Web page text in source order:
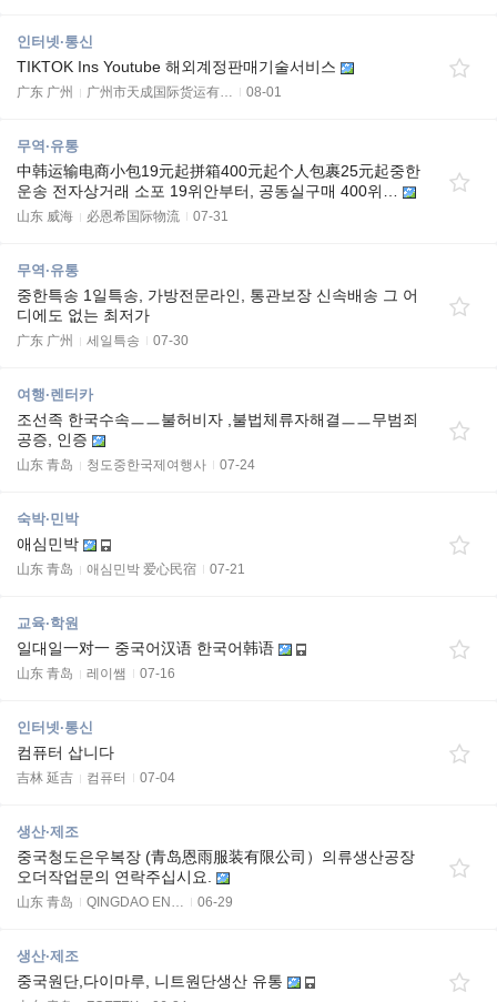
인터넷·통신
TIKTOK Ins Youtube 해외계정판매기술서비스
广东 广州 广州市天成国际货运有… 08-01
무역·유통
中韩运输电商小包19元起拼箱400元起个人包裹25元起중한
운송 전자상거래 소포 19위안부터, 공동실구매 400위…
山东 威海 必恩希国际物流 07-31
무역·유통
중한특송 1일특송, 가방전문라인, 통관보장 신속배송 그 어
디에도 없는 최저가
广东 广州 세일특송 07-30
여행·렌터카
조선족 한국수속ㅡㅡ불허비자 ,불법체류자해결ㅡㅡ무범죄
공증, 인증
山东 青岛 청도중한국제여행사 07-24
숙박·민박
애심민박
山东 青岛 애심민박 爱心民宿 07-21
교육·학원
일대일一对一 중국어汉语 한국어韩语
山东 青岛 레이쌤 07-16
인터넷·통신
컴퓨터 삽니다
吉林 延吉 컴퓨터 07-04
생산·제조
중국청도은우복장 (青岛恩雨服装有限公司）의류생산공장
오더작업문의 연락주십시요.
山东 青岛 QINGDAO EN… 06-29
생산·제조
중국원단,다이마루, 니트원단생산 유통